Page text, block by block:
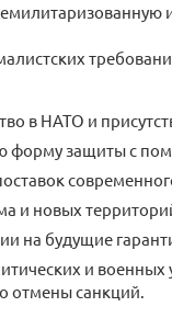
в НАТО и
форму защиты с
и новых
на будущие
и военных
отмены санкций.